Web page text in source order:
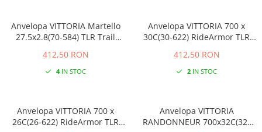
Anvelopa VITTORIA Martello
27.5x2.8(70-584) TLR Trail
412,50 RON
4IN STOC
Anvelopa VITTORIA 700 x
30C(30-622) RideArmor TLR
412,50 RON
2IN STOC
Anvelopa VITTORIA 700 x
26C(26-622) RideArmor TLR
Anvelopa VITTORIA
RANDONNEUR 700x32C(32-